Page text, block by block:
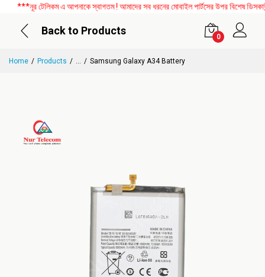
***নূর টেলিকম এ আপনাকে স্বাগতম ! আমাদের সব ধরনের মোবাইল পার্টসের উপর বিশেষ
Back to Products
0
Home Products ... Samsung Galaxy A34 Battery